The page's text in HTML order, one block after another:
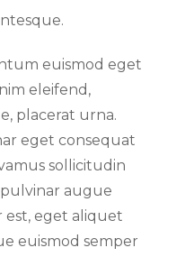
euismod eget
eleifend,
placerat urna.
eget consequat
sollicitudin
augue
est, eget aliquet
euismod semper